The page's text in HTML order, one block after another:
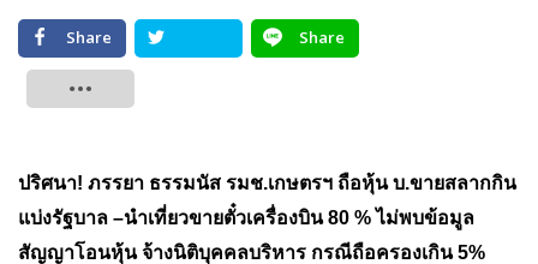
Share
Share
ปริศนา! ภรรยา ธรรมนัส รมช.เกษตรฯ ถือหุ้น บ.ขายสลากกิน
แบ่งรัฐบาล –นำเที่ยวขายตั๋วเครื่องบิน 80 % ไม่พบข้อมูล
สัญญาโอนหุ้น จ้างนิติบุคคลบริหาร กรณีถือครองเกิน 5%